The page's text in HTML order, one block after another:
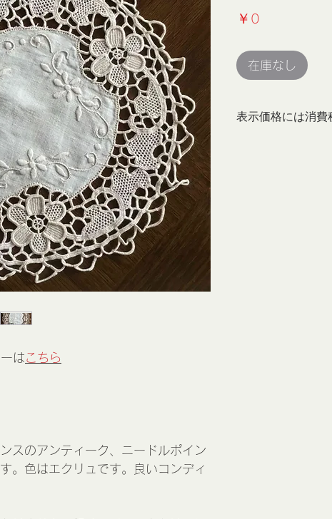
はこちら
スのアンティーク、ニードルポイン
。色はエクリュです。良いコンディ
￥0
在庫なし
表示価格には消